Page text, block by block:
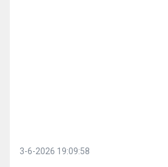
3-6-2026 19:09:58